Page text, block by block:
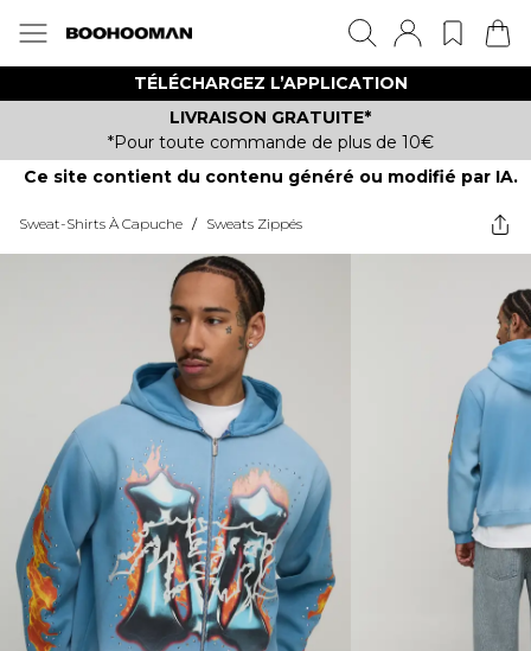
TÉLÉCHARGEZ L’APPLICATION
LIVRAISON GRATUITE*
*Pour toute commande de plus de 10€
Ce site contient du contenu généré ou modifié par IA.
Sweat-Shirts À Capuche / Sweats Zippés